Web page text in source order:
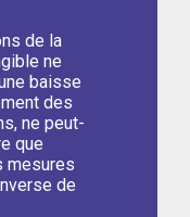
de la
ne
baisse
des
ne peut-
que
mesures
de